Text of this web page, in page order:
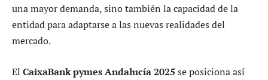
una mayor demanda, sino también la capacidad de la
entidad para adaptarse a las nuevas realidades del
mercado.
El CaixaBank pymes Andalucía 2025 se posiciona así